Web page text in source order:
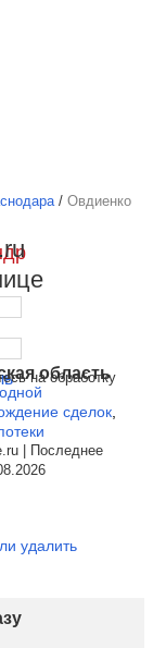
область
/ Овдиенко
сделок
| Последнее
удалить
на обработку